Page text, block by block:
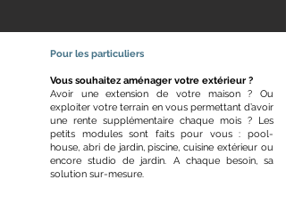
Pour les particuliers
Vous souhaitez aménager votre extérieur ?
Avoir une extension de votre maison ? Ou
exploiter votre terrain en vous permettant d’avoir
une rente supplémentaire chaque mois ? Les
petits modules sont faits pour vous : pool-
house, abri de jardin, piscine, cuisine extérieur ou
encore studio de jardin. A chaque besoin, sa
solution sur-mesure.